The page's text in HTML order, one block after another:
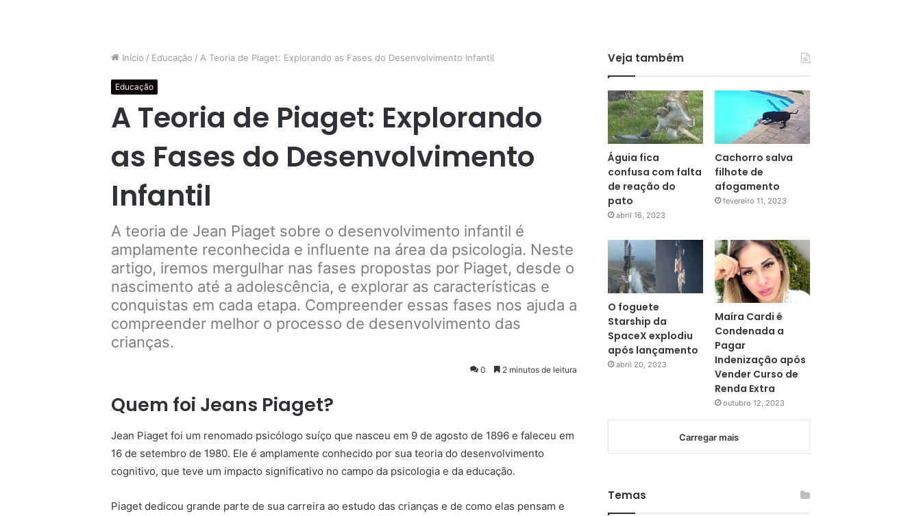
Início / Educação / A Teoria de Piaget: Explorando as Fases do Desenvolvimento Infantil
Educação
A Teoria de Piaget: Explorando
as Fases do Desenvolvimento
Infantil
A teoria de Jean Piaget sobre o desenvolvimento infantil é
amplamente reconhecida e influente na área da psicologia. Neste
artigo, iremos mergulhar nas fases propostas por Piaget, desde o
nascimento até a adolescência, e explorar as características e
conquistas em cada etapa. Compreender essas fases nos ajuda a
compreender melhor o processo de desenvolvimento das
crianças.
0 2 minutos de leitura
Quem foi Jeans Piaget?
Jean Piaget foi um renomado psicólogo suíço que nasceu em 9 de agosto de 1896 e faleceu em
16 de setembro de 1980. Ele é amplamente conhecido por sua teoria do desenvolvimento
cognitivo, que teve um impacto significativo no campo da psicologia e da educação.
Piaget dedicou grande parte de sua carreira ao estudo das crianças e de como elas pensam e
Veja também
Águia fica
confusa com falta
de reação do
pato
abril 16, 2023
Cachorro salva
filhote de
afogamento
fevereiro 11, 2023
O foguete
Starship da
SpaceX explodiu
após lançamento
abril 20, 2023
Maíra Cardi é
Condenada a
Pagar
Indenização após
Vender Curso de
Renda Extra
outubro 12, 2023
Carregar mais
Temas